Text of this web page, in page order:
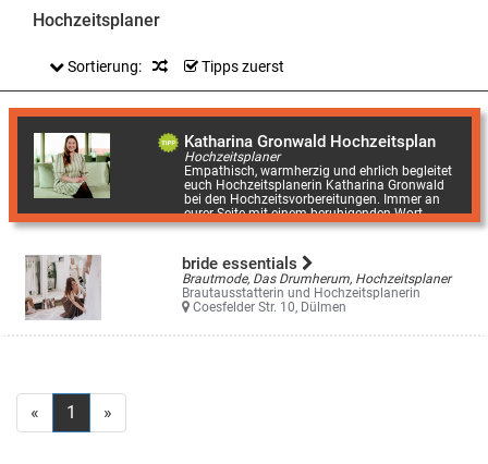
Hochzeitsplaner
Sortierung: Tipps zuerst
Hochzeitsplaner
Empathisch, warmherzig und ehrlich begleitet
euch Hochzeitsplanerin Katharina Gronwald
bei den Hochzeitsvorbereitungen. Immer an
eurer Seite mit einem beruhigenden Wort ...
Königstr. 46
bride essentials
Brautmode, Das Drumherum, Hochzeitsplaner
Brautausstatterin und Hochzeitsplanerin
Coesfelder Str. 10, Dülmen
« 1 »